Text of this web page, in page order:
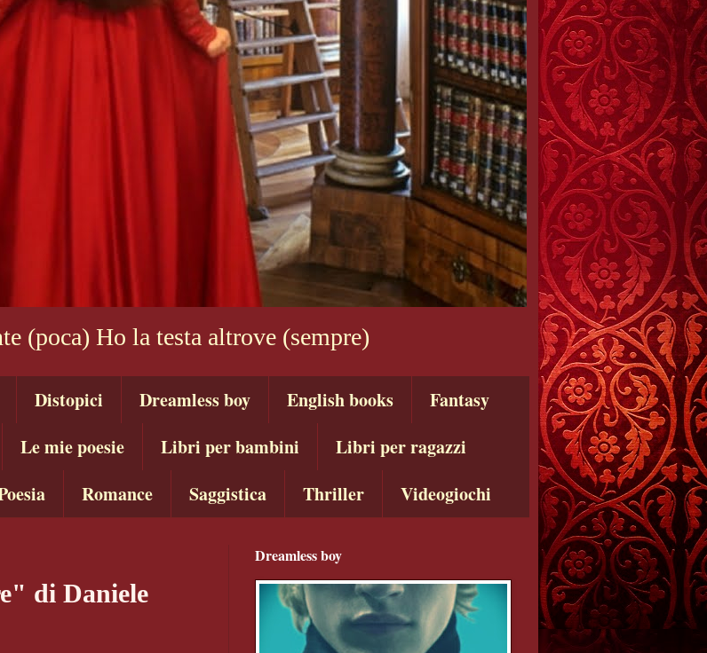
(poca) Ho la testa altrove (sempre)
Distopici Dreamless boy English books
Fantasy
Le mie poesie Libri per bambini
Libri per ragazzi
Romance Saggistica Thriller Videogiochi
di Daniele
Dreamless boy